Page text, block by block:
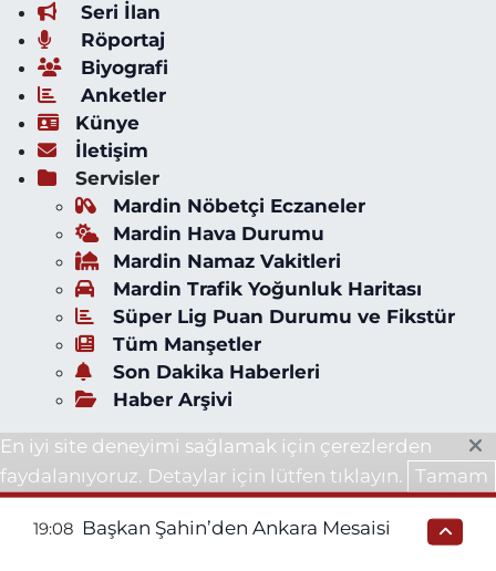
Seri İlan
Röportaj
Biyografi
Anketler
Künye
İletişim
Servisler
Mardin Nöbetçi Eczaneler
Mardin Hava Durumu
Mardin Namaz Vakitleri
Mardin Trafik Yoğunluk Haritası
Süper Lig Puan Durumu ve Fikstür
Tüm Manşetler
Son Dakika Haberleri
Haber Arşivi
En iyi site deneyimi sağlamak için çerezlerden
faydalanıyoruz. Detaylar için lütfen tıklayın. Tamam
19:08 Başkan Şahin’den Ankara Mesaisi